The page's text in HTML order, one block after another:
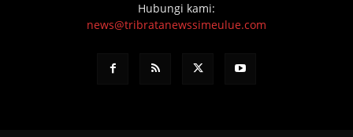
Hubungi kami:
news@tribratanewssimeulue.com